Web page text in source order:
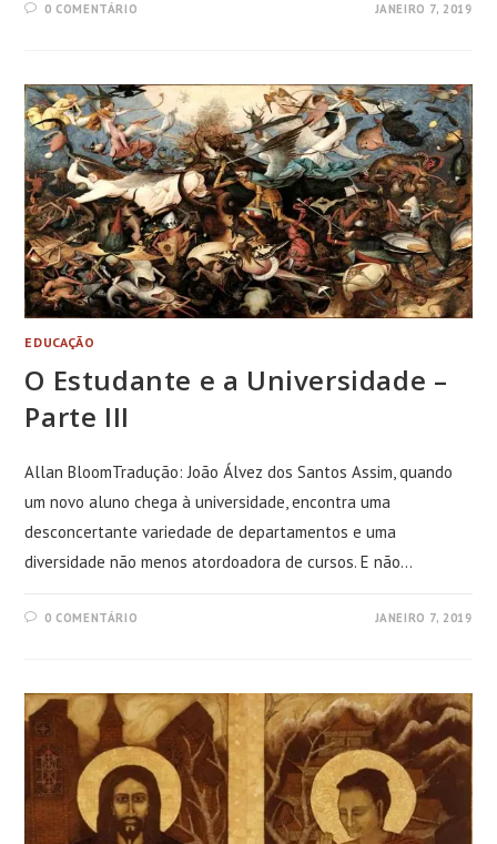
0 COMENTÁRIO JANEIRO 7, 2019
EDUCAÇÃO
O Estudante e a Universidade –
Parte III
Allan BloomTradução: João Álvez dos Santos Assim, quando
um novo aluno chega à universidade, encontra uma
desconcertante variedade de departamentos e uma
diversidade não menos atordoadora de cursos. E não…
0 COMENTÁRIO JANEIRO 7, 2019